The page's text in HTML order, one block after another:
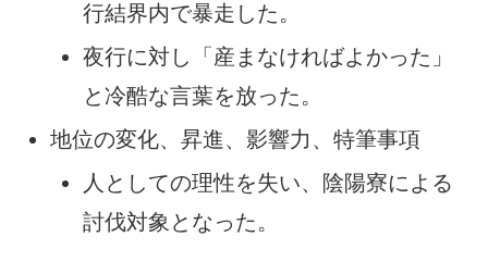
行結界内で暴走した。
夜行に対し「産まなければよかった」
と冷酷な言葉を放った。
地位の変化、昇進、影響力、特筆事項
人としての理性を失い、陰陽寮による
討伐対象となった。